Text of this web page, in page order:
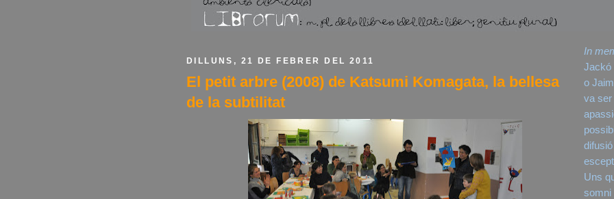
DILLUNS, 21 DE FEBRER DEL 2011
El petit arbre (2008) de Katsumi Komagata, la bellesa
de la subtilitat
In
Jackó
o
va ser
Uns
somni